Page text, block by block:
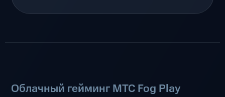
Облачный гейминг МТС Fog Play